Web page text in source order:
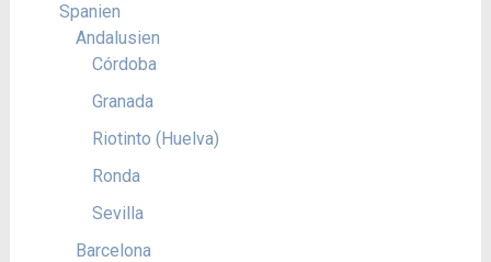
Spanien
Andalusien
Córdoba
Granada
Riotinto (Huelva)
Ronda
Sevilla
Barcelona